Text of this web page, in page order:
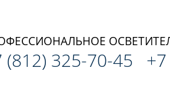
(812) 325-70-45